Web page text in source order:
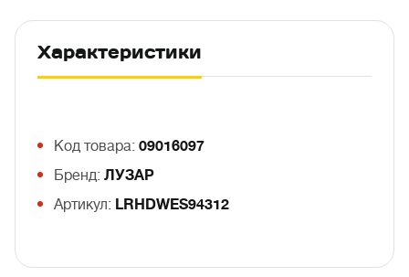
Характеристики
Код товара: 09016097
Бренд: ЛУЗАР
Артикул: LRHDWES94312